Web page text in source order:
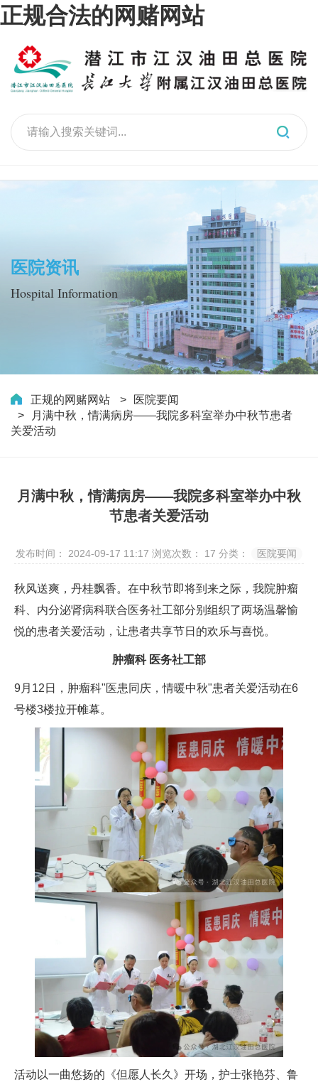
正规合法的网赌网站
医院资讯
Hospital Information
正规的网赌网站
医院要闻
月满中秋，情满病房——我院多科室举办中秋节患者
关爱活动
月满中秋，情满病房——我院多科室举办中秋
节患者关爱活动
发布时间： 2024-09-17 11:17 浏览次数： 17 分类： 医院要闻
秋风送爽，丹桂飘香。在中秋节即将到来之际，我院肿瘤
科、内分泌肾病科联合医务社工部分别组织了两场温馨愉
悦的患者关爱活动，让患者共享节日的欢乐与喜悦。
肿瘤科 医务社工部
9月12日，肿瘤科"医患同庆，情暖中秋"患者关爱活动在6
号楼3楼拉开帷幕。
活动以一曲悠扬的《但愿人长久》开场，护士张艳芬、鲁